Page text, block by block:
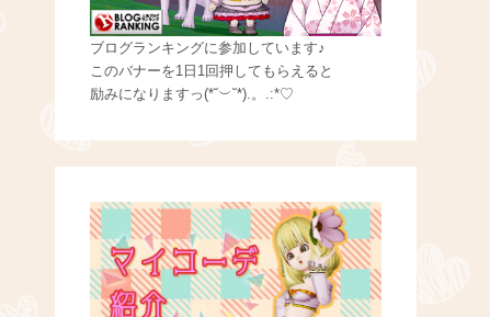
ブログランキングに参加しています♪
このバナーを1日1回押してもらえると
励みになりますっ(*˘︶˘*).。.:*♡